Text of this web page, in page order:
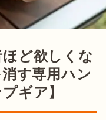
ど欲しくな
す専用ハン
ギア】